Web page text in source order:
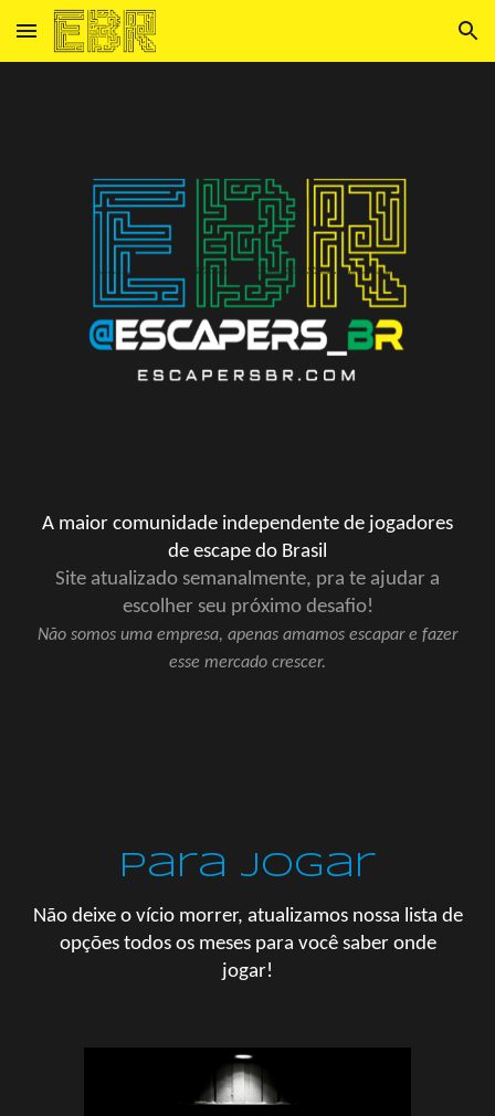
Skip to main content Skip to navigation
@escapers_br | EscapersBR | Escape Room | Escape Game | Salas de fuga
Encontre todas as salas de escape room pelo Brasil e entre para o grupo de whatsapp mais viciado que existe no país. Escapers BR Escapes BR
A maior comunidade independente de jogadores
de escape do Brasil
Site atualizado semanalmente, pra te ajudar a
escolher seu próximo desafio!
Não somos uma empresa, apenas amamos escapar e fazer
esse mercado crescer.
Para jogar
Não deixe o vício morrer, atualizamos nossa lista de
opções todos os meses para você saber onde
jogar!